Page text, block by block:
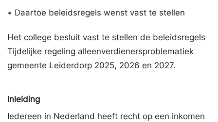
• Daartoe beleidsregels wenst vast te stellen
Het college besluit vast te stellen de beleidsregels
Tijdelijke regeling alleenverdienersproblematiek
gemeente Leiderdorp 2025, 2026 en 2027.
Inleiding
Iedereen in Nederland heeft recht op een inkomen